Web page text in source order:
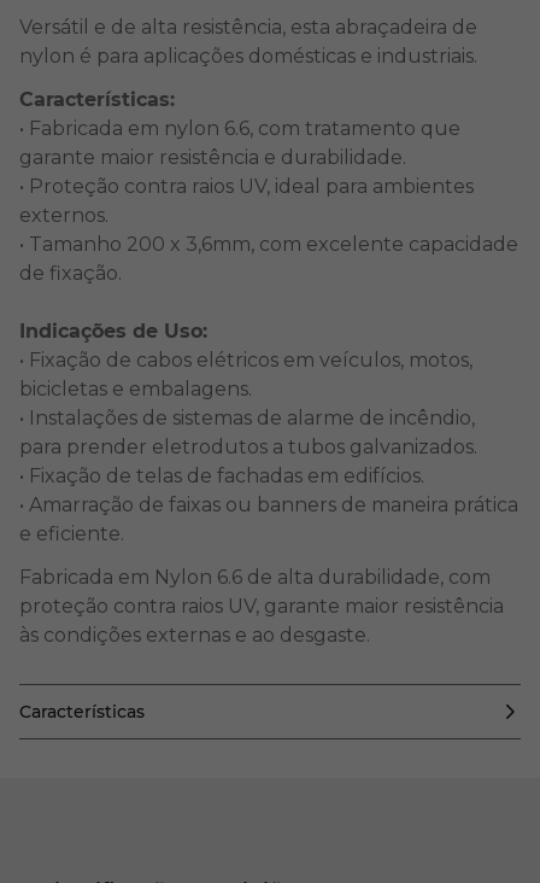
Versátil e de alta resistência, esta abraçadeira de
nylon é para aplicações domésticas e industriais.
Características:
• Fabricada em nylon 6.6, com tratamento que
garante maior resistência e durabilidade.
• Proteção contra raios UV, ideal para ambientes
externos.
• Tamanho 200 x 3,6mm, com excelente capacidade
de fixação.
Indicações de Uso:
• Fixação de cabos elétricos em veículos, motos,
bicicletas e embalagens.
• Instalações de sistemas de alarme de incêndio,
para prender eletrodutos a tubos galvanizados.
• Fixação de telas de fachadas em edifícios.
• Amarração de faixas ou banners de maneira prática
e eficiente.
Fabricada em Nylon 6.6 de alta durabilidade, com
proteção contra raios UV, garante maior resistência
às condições externas e ao desgaste.
Características